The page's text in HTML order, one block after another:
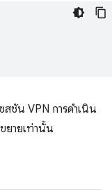
ชัน VPN การดำเนิน
ยายเท่านั้น